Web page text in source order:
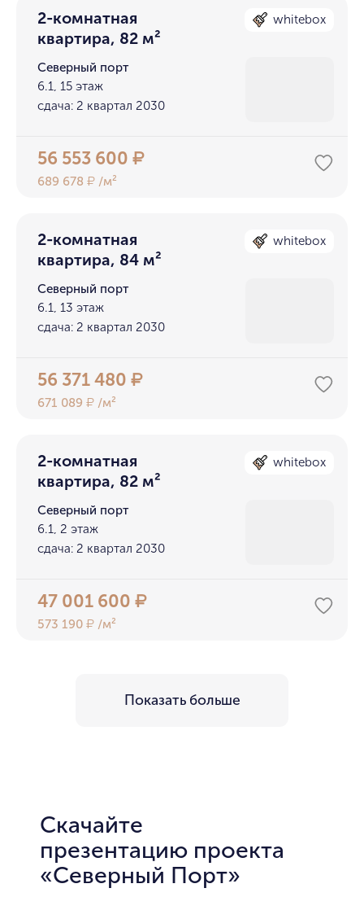
2-комнатная
квартира, 82 м²
whitebox
Северный порт
6.1, 15 этаж
сдача: 2 квартал 2030
56 553 600₽
689 678₽ /м²
2-комнатная
квартира, 84 м²
whitebox
Северный порт
6.1, 13 этаж
сдача: 2 квартал 2030
56 371 480₽
671 089₽ /м²
2-комнатная
квартира, 82 м²
whitebox
Северный порт
6.1, 2 этаж
сдача: 2 квартал 2030
47 001 600₽
573 190₽ /м²
Показать больше
Скачайте
презентацию проекта
«Северный Порт»